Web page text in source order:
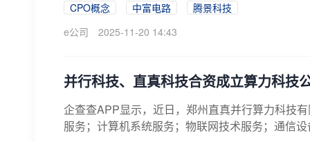
CPO概念 中富电路
腾景科技
e公司
2025-11-20 14:43
并行科技、直真科技合资成立算力科技
企查查APP显示，近日，郑州直真并行算力科技
服务；计算机系统服务；物联网技术服务；通信